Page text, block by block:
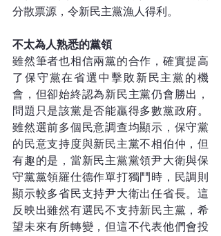
分散票源，令新民主黨漁人得利。
不太為人熟悉的黨領
雖然筆者也相信兩黨的合作，確實提高
了保守黨在省選中擊敗新民主黨的機
會，但卻始終認為新民主黨仍會勝出，
問題只是該黨是否能贏得多數黨政府。
雖然選前多個民意調查均顯示，保守黨
的民意支持度與新民主黨不相伯仲，但
有趣的是，當新民主黨黨領尹大衛與保
守黨黨領羅仕德作單打獨鬥時，民調則
顯示較多省民支持尹大衛出任省長。這
反映出雖然有選民不支持新民主黨，希
望未來有所轉變，但這不代表他們會投